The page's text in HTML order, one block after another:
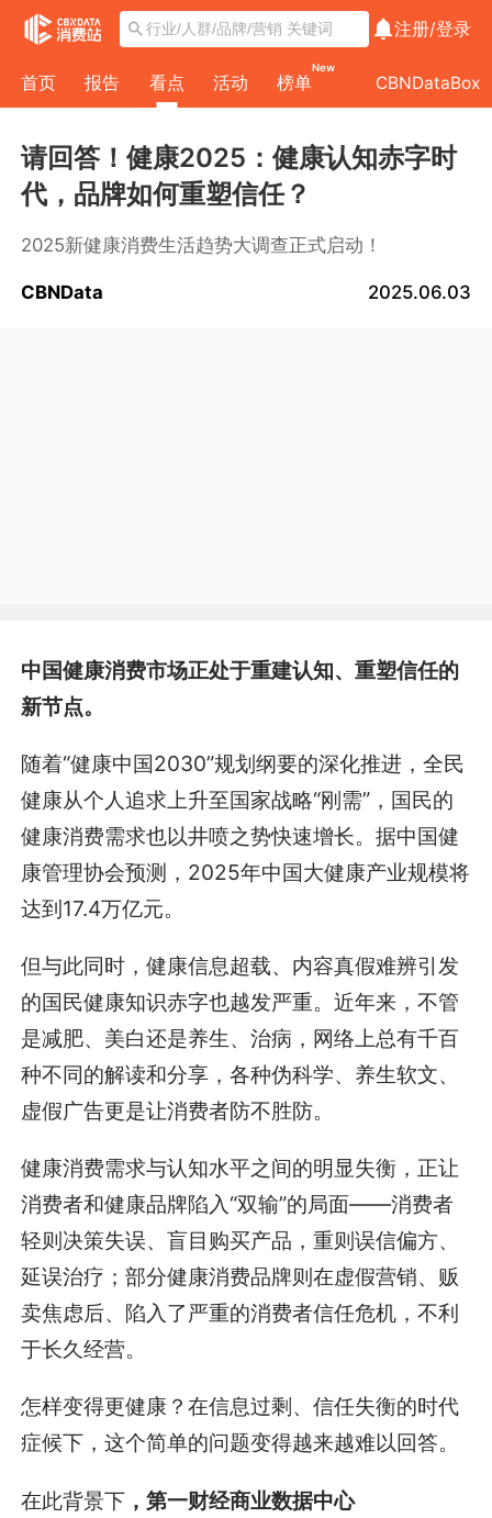
注册/登录
首页 报告 看点 活动 榜单
New
CBNDataBox
请回答！健康2025：健康认知赤字时
代，品牌如何重塑信任？
2025新健康消费生活趋势大调查正式启动！
CBNData 2025.06.03
中国健康消费市场正处于重建认知、重塑信任的
新节点。
随着“健康中国2030”规划纲要的深化推进，全民
健康从个人追求上升至国家战略“刚需”，国民的
健康消费需求也以井喷之势快速增长。据中国健
康管理协会预测，2025年中国大健康产业规模将
达到17.4万亿元。
但与此同时，健康信息超载、内容真假难辨引发
的国民健康知识赤字也越发严重。近年来，不管
是减肥、美白还是养生、治病，网络上总有千百
种不同的解读和分享，各种伪科学、养生软文、
虚假广告更是让消费者防不胜防。
健康消费需求与认知水平之间的明显失衡，正让
消费者和健康品牌陷入“双输”的局面——消费者
轻则决策失误、盲目购买产品，重则误信偏方、
延误治疗；部分健康消费品牌则在虚假营销、贩
卖焦虑后、陷入了严重的消费者信任危机，不利
于长久经营。
怎样变得更健康？在信息过剩、信任失衡的时代
症候下，这个简单的问题变得越来越难以回答。
在此背景下 ，第一财经商业数据中心